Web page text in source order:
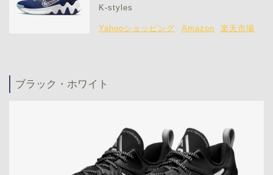
K-styles
Yahooショッピング Amazon 楽天市場
ブラック・ホワイト